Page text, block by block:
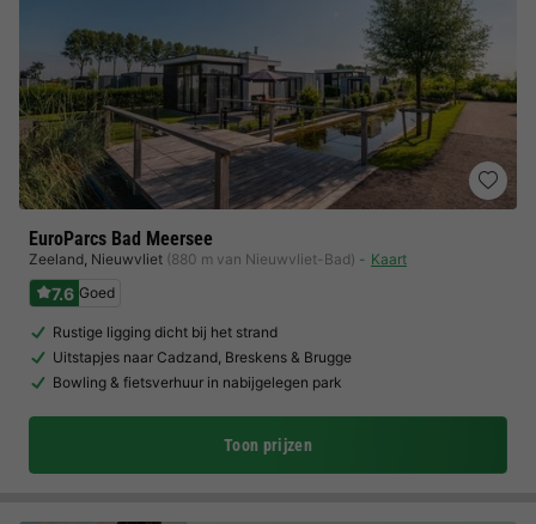
EuroParcs Bad Meersee
Zeeland, Nieuwvliet (880 m van Nieuwvliet-Bad) Kaart
7.6 Goed
Rustige ligging dicht bij het strand
Uitstapjes naar Cadzand, Breskens & Brugge
Bowling & fietsverhuur in nabijgelegen park
Toon prijzen